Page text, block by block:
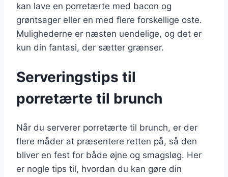
kan lave en porretærte med bacon og
grøntsager eller en med flere forskellige oste.
Mulighederne er næsten uendelige, og det er
kun din fantasi, der sætter grænser.
Serveringstips til
porretærte til brunch
Når du serverer porretærte til brunch, er der
flere måder at præsentere retten på, så den
bliver en fest for både øjne og smagsløg. Her
er nogle tips til, hvordan du kan gøre din